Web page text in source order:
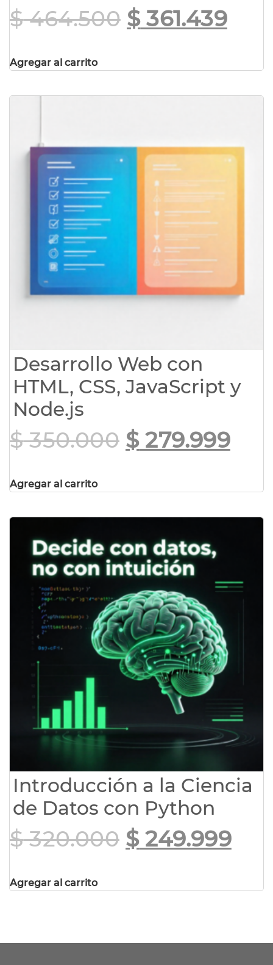
$464.500 $361.439
Agregar al carrito
Desarrollo Web con
HTML, CSS, JavaScript y
Node.js
$350.000 $279.999
Agregar al carrito
Introducción a la Ciencia
de Datos con Python
$320.000 $249.999
Agregar al carrito